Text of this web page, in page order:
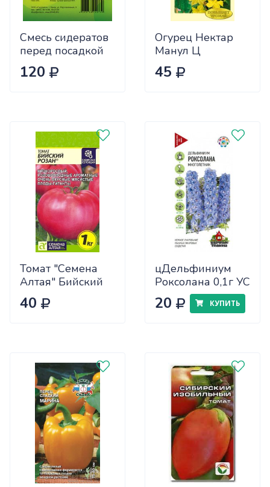
Смесь сидератов
перед посадкой
чеснока 0,5кг
САДОВИТА
120
Огурец Нектар
Манул Ц
45
Томат "Семена
Алтая" Бийский
Розан 0,05
40
цДельфиниум
Роксолана 0,1г УС
20 КУПИТЬ